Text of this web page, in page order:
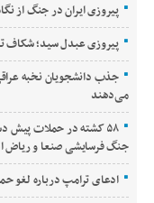
پیروزی ایران در جنگ از
پیروزی عبدل سید؛ شکاف
جذب دانشجویان نخبه
می‌دهند
۵۸ کشته در حملات پیش
جنگ فرسایشی صنعا و ریاض
ادعای ترامپ درباره لغو